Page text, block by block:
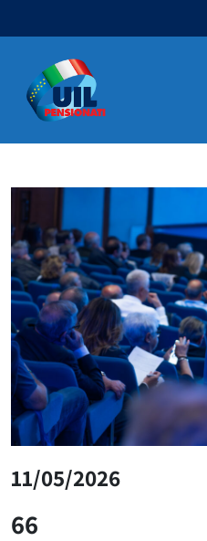
Navigazione principale
11/05/2026
66